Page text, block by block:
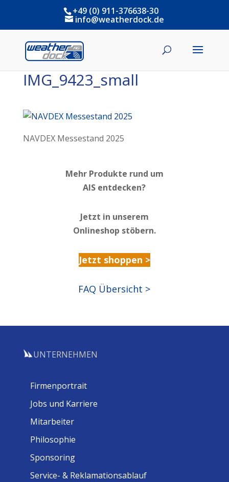
+49 (0) 911-376638-30
info@weatherdock.de
IMG_9423_small
NAVDEX Messestand 2025
Mehr Produkte rund um
AIS entdecken?
Jetzt in unserem
Onlineshop stöbern.
Jetzt shoppen >
FAQ Übersicht >
UNTERNEHMEN
Firmenportrait
Jobs und Karriere
Mitarbeiter
Philosophie
Sponsoring
Service- & Reklamationsablauf